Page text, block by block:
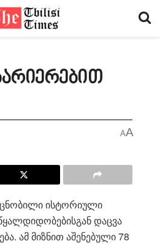
AA
ისტორიული
დაცვა
ამ მიზნით აშენებული 78